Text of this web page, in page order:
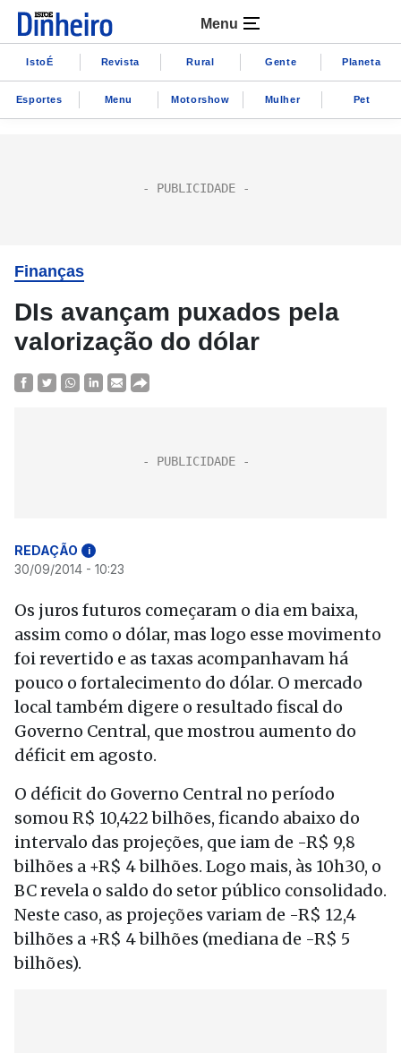
Menu
IstoÉ Revista Rural Gente Planeta
Esportes Menu Motorshow Mulher Pet
Finanças
DIs avançam puxados pela
valorização do dólar
REDAÇÃO i
30/09/2014 - 10:23
Os juros futuros começaram o dia em baixa,
assim como o dólar, mas logo esse movimento
foi revertido e as taxas acompanhavam há
pouco o fortalecimento do dólar. O mercado
local também digere o resultado fiscal do
Governo Central, que mostrou aumento do
déficit em agosto.
O déficit do Governo Central no período
somou R$ 10,422 bilhões, ficando abaixo do
intervalo das projeções, que iam de -R$ 9,8
bilhões a +R$ 4 bilhões. Logo mais, às 10h30, o
BC revela o saldo do setor público consolidado.
Neste caso, as projeções variam de -R$ 12,4
bilhões a +R$ 4 bilhões (mediana de -R$ 5
bilhões).